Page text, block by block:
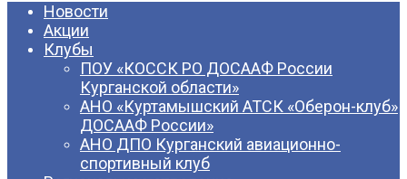
Новости
Акции
Клубы
ПОУ «КОССК РО ДОСААФ России
Курганской области»
АНО «Куртамышский АТСК «Оберон-клуб»
ДОСААФ России»
АНО ДПО Курганский авиационно-
спортивный клуб